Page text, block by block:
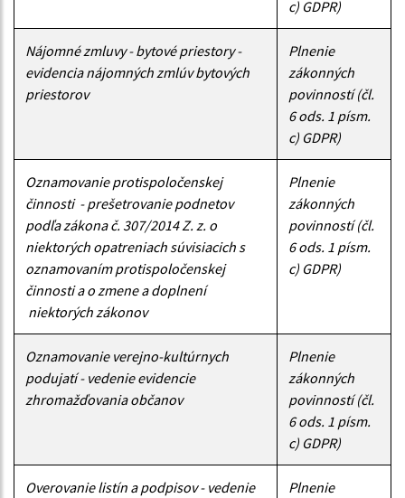
c) GDPR)
Nájomné zmluvy - bytové priestory -
evidencia nájomných zmlúv bytových
priestorov
Plnenie
zákonných
povinností (čl.
6 ods. 1 písm.
c) GDPR)
Oznamovanie protispoločenskej
činnosti - prešetrovanie podnetov
podľa zákona č. 307/2014 Z. z. o
niektorých opatreniach súvisiacich s
oznamovaním protispoločenskej
činnosti a o zmene a doplnení
niektorých zákonov
Plnenie
zákonných
povinností (čl.
6 ods. 1 písm.
c) GDPR)
Oznamovanie verejno-kultúrnych
podujatí - vedenie evidencie
zhromažďovania občanov
Plnenie
zákonných
povinností (čl.
6 ods. 1 písm.
c) GDPR)
Overovanie listín a podpisov - vedenie
Plnenie